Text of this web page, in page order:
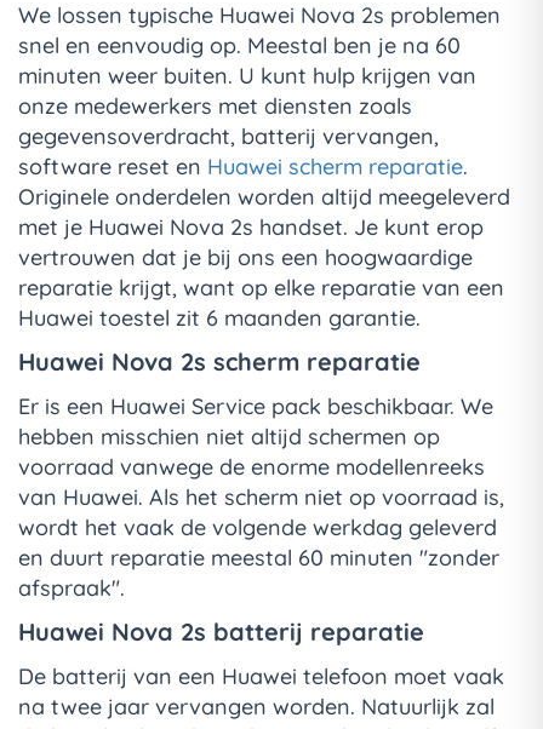
We lossen typische Huawei Nova 2s problemen
snel en eenvoudig op. Meestal ben je na 60
minuten weer buiten. U kunt hulp krijgen van
onze medewerkers met diensten zoals
gegevensoverdracht, batterij vervangen,
software reset en Huawei scherm reparatie.
Originele onderdelen worden altijd meegeleverd
met je Huawei Nova 2s handset. Je kunt erop
vertrouwen dat je bij ons een hoogwaardige
reparatie krijgt, want op elke reparatie van een
Huawei toestel zit 6 maanden garantie.
Huawei Nova 2s scherm reparatie
Er is een Huawei Service pack beschikbaar. We
hebben misschien niet altijd schermen op
voorraad vanwege de enorme modellenreeks
van Huawei. Als het scherm niet op voorraad is,
wordt het vaak de volgende werkdag geleverd
en duurt reparatie meestal 60 minuten "zonder
afspraak".
Huawei Nova 2s batterij reparatie
De batterij van een Huawei telefoon moet vaak
na twee jaar vervangen worden. Natuurlijk zal